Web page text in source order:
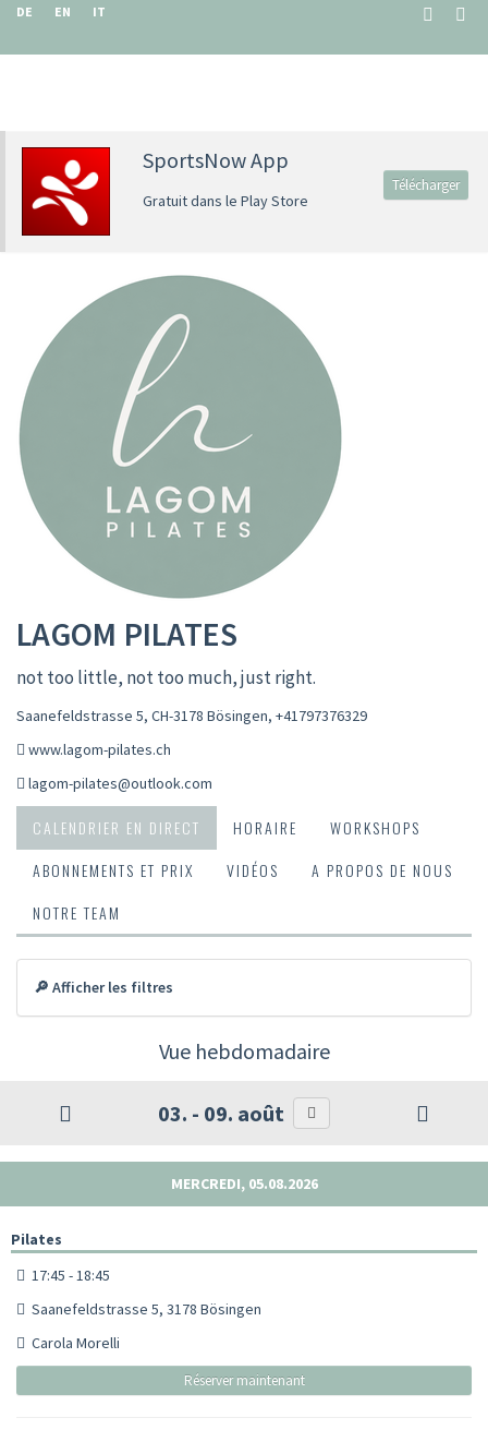
DE EN IT
SportsNow App
Gratuit dans le Play Store
Télécharger
LAGOM PILATES
not too little, not too much, just right.
Saanefeldstrasse 5, CH-3178 Bösingen, +41797376329
www.lagom-pilates.ch
lagom-pilates@outlook.com
CALENDRIER EN DIRECT HORAIRE
WORKSHOPS
ABONNEMENTS ET PRIX
VIDÉOS
A PROPOS DE NOUS
NOTRE TEAM
🔎 Afficher les filtres
Vue hebdomadaire
03. - 09. août
MERCREDI, 05.08.2026
Pilates
17:45 - 18:45
Saanefeldstrasse 5, 3178 Bösingen
Carola Morelli
Réserver maintenant